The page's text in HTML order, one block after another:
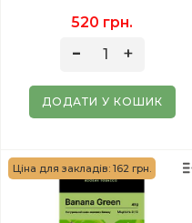
520 грн.
ДОДАТИ У КОШИК
Ціна для закладів: 162 грн.